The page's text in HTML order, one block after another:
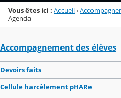
Vous êtes ici : Accueil›
Agenda
Accompagnement des élèves
Devoirs faits
Cellule harcèlement pHARe